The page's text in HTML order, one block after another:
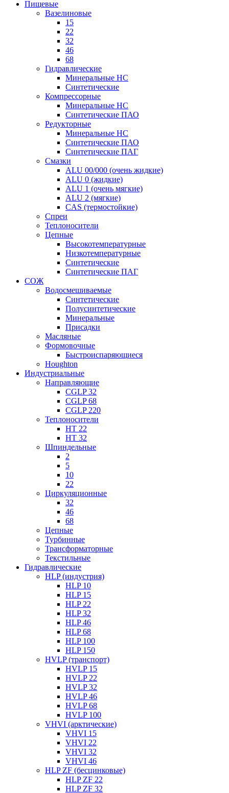
Пищевые
Вазелиновые
15
22
32
46
68
Гидравлические
Минеральные HC
Синтетические
Компрессорные
Минеральные HC
Синтетические ПАО
Редукторные
Минеральные HC
Синтетические ПАО
Синтетические ПАГ
Смазки
ALU 00/000 (очень жидкие)
ALU 0 (жидкие)
ALU 1 (очень мягкие)
ALU 2 (мягкие)
CAS (термостойкие)
Спреи
Теплоносители
Цепные
Высокотемпературные
Низкотемпературные
Синтетические
Синтетические ПАГ
СОЖ
Водосмешиваемые
Синтетические
Полусинтетические
Минеральные
Присадки
Масляные
Формовочные
Быстроиспаряющиеся
Houghton
Индустриальные
Направляющие
CGLP 32
CGLP 68
CGLP 220
Теплоносители
HT 22
HT 32
Шпиндельные
2
5
10
22
Циркуляционные
32
46
68
Цепные
Турбинные
Трансформаторные
Текстильные
Гидравлические
HLP (индустрия)
HLP 10
HLP 15
HLP 22
HLP 32
HLP 46
HLP 68
HLP 100
HLP 150
HVLP (транспорт)
HVLP 15
HVLP 22
HVLP 32
HVLP 46
HVLP 68
HVLP 100
VHVI (арктические)
VHVI 15
VHVI 22
VHVI 32
VHVI 46
HLP ZF (бесцинковые)
HLP ZF 22
HLP ZF 32